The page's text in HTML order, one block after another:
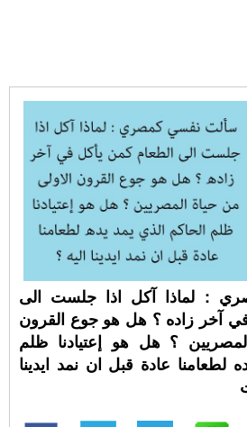
: لماذا آكل اذا جلست الى
آخر زاده ؟ هل هو جوع القرون
؟ هل هو إعتيادنا ظلم
لطعامنا عادة قبل ان نمد ايدينا